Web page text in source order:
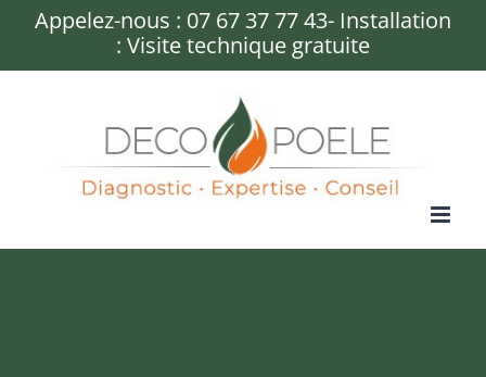
PasserAppelez-nous : 07 67 37 77 43- Installation
: Visite technique gratuite